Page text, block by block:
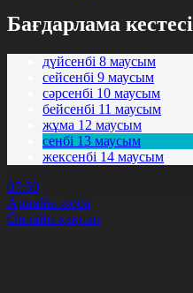
Бағдарлама кестесі
дүйсенбі 8 маусым
сейсенбі 9 маусым
сәрсенбі 10 маусым
бейсенбі 11 маусым
жұма 12 маусым
сенбі 13 маусым
жексенбі 14 маусым
07:50
Арнайы жоба
Онлайн қақпан